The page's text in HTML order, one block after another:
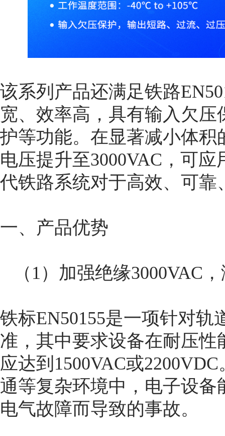
该系列产品还满足铁路
宽、效率高，具有输入欠
护等功能。在显著减小体
电压提升至3000VAC，可
代铁路系统对于高效、可靠
一、产品优势
（1）加强绝缘3000VAC
铁标EN50155是一项针对
准，其中要求设备在耐压
应达到1500VAC或
通等复杂环境中，电子设
电气故障而导致的事故。